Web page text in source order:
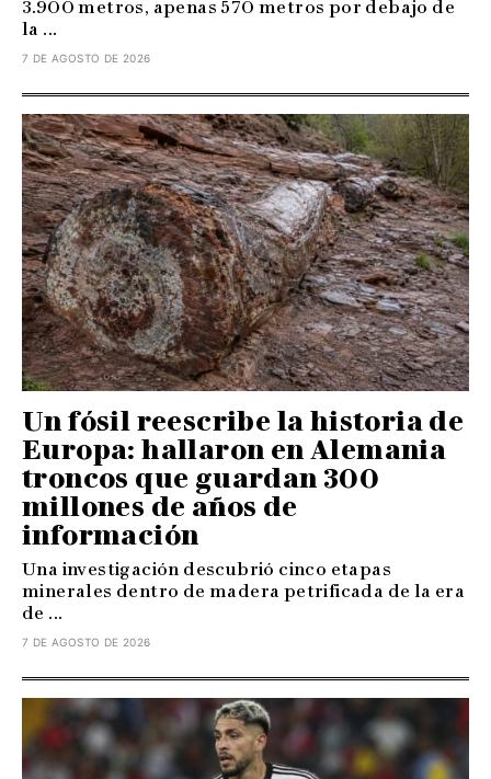
3.900 metros, apenas 570 metros por debajo de
la ...
7 DE AGOSTO DE 2026
Un fósil reescribe la historia de
Europa: hallaron en Alemania
troncos que guardan 300
millones de años de
información
Una investigación descubrió cinco etapas
minerales dentro de madera petrificada de la era
de ...
7 DE AGOSTO DE 2026